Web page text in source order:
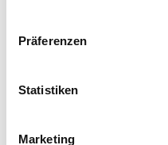
Präferenzen
Statistiken
Marketing
Belegungskalender